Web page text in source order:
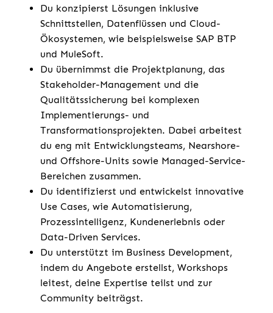
Du konzipierst Lösungen inklusive
Schnittstellen, Datenflüssen und Cloud-
Ökosystemen, wie beispielsweise SAP BTP
und MuleSoft.
Du übernimmst die Projektplanung, das
Stakeholder-Management und die
Qualitätssicherung bei komplexen
Implementierungs- und
Transformationsprojekten. Dabei arbeitest
du eng mit Entwicklungsteams, Nearshore-
und Offshore-Units sowie Managed-Service-
Bereichen zusammen.
Du identifizierst und entwickelst innovative
Use Cases, wie Automatisierung,
Prozessintelligenz, Kundenerlebnis oder
Data-Driven Services.
Du unterstützt im Business Development,
indem du Angebote erstellst, Workshops
leitest, deine Expertise teilst und zur
Community beiträgst.